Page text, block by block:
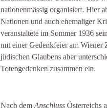
nationenmässig organisiert. Hier
Nationen und auch ehemaliger
veranstaltete im Sommer 1936
mit einer Gedenkfeier am Wiener
jüdischen Glaubens aber
Totengedenken zusammen ein.
Nach dem Anschluss Österreichs